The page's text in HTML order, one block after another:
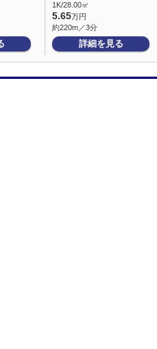
1K/28.00㎡
5.65万円
約220m／3分
詳細を見る